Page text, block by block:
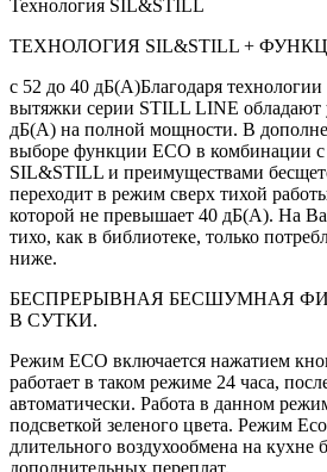
Технология SIL&STILL
ТЕХНОЛОГИЯ SIL&STILL +
с 52 до 40 дБ(А)Благодаря
вытяжки серии STILL LINE обладают
дБ(А) на полной мощности. В
выборе функции ЕСО в комбинации с
SIL&STILL и преимуществами
переходит в режим сверх тихой
которой не превышает 40 дБ(А). На
тихо, как в библиотеке, только
ниже.
БЕСПРЕРЫВНАЯ БЕСШУМНАЯ
В СУТКИ.
Режим ЕСО включается нажатием
работает в таком режиме 24 часа,
автоматически. Работа в данном
подсветкой зеленого цвета. Режим
длительного воздухообмена на